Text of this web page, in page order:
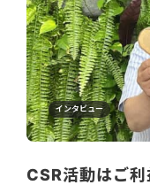
インタビュー
CSR活動はご